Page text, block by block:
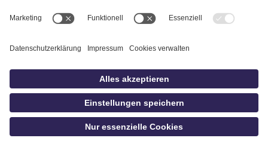
Impressum
idowa.de
Privatsphäre